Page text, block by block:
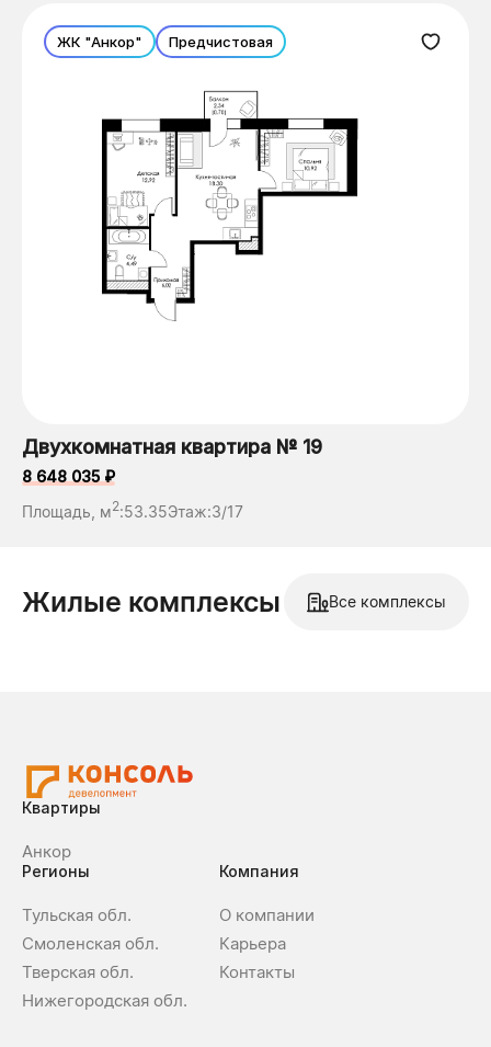
ЖК "Анкор" Предчистовая
Двухкомнатная квартира № 19
8 648 035 ₽
Площадь, м2:53.35Этаж:3/17
Жилые комплексы Все комплексы
Квартиры
Анкор
Регионы
Тульская обл.
Смоленская обл.
Тверская обл.
Нижегородская обл.
Компания
О компании
Карьера
Контакты